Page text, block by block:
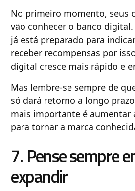
No primeiro momento, seus
vão conhecer o banco
já está preparado para
receber recompensas por
digital cresce mais rápido e
Mas lembre-se sempre de
só dará retorno a longo
mais importante é aumentar
para tornar a marca
7. Pense sempre
expandir